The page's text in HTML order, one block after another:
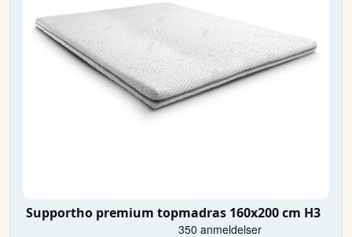
Supportho premium topmadras 160x200 cm H3